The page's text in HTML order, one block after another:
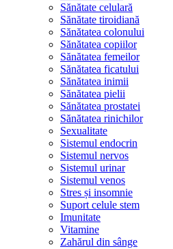
Sănătate celulară
Sănătate tiroidiană
Sănătatea colonului
Sănătatea copiilor
Sănătatea femeilor
Sănătatea ficatului
Sănătatea inimii
Sănătatea pielii
Sănătatea prostatei
Sănătatea rinichilor
Sexualitate
Sistemul endocrin
Sistemul nervos
Sistemul urinar
Sistemul venos
Stres și insomnie
Suport celule stem
Imunitate
Vitamine
Zahărul din sânge